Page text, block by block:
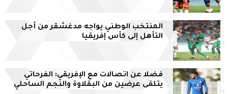
المنتخب الوطني يواجه مدغشقر من أجل
التأهل إلى كأس إفريقيا
فضلا عن اتصالات مع الإفريقي: الفرحاتي
يتلقى عرضين من البقلاوة والنجم الساحلي